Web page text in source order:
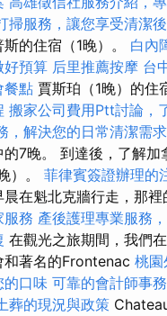
掃服務，讓您享受清潔
的住宿（1晚）。 白內
好預算 后里推薦按摩 台
餐點 賈斯珀（1晚）的住
搬家公司費用Ptt討論，
，解決您的日常清潔需求
7晚。 到達後，了解加
）。 菲律賓簽證辦理的
在魁北克牆行走，那裡
服務 產後護理專業服務
在觀光之旅期間，我們
和著名的Frontenac 桃園
的口味 可靠的會計師事
葬的現況與政策